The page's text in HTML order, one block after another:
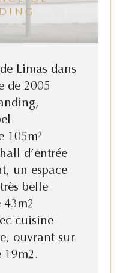
Limas dans
de 2005
105m²
d’entrée
un espace
belle
43m2
cuisine
ouvrant sur
19m2.